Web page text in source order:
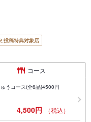
投稿特典対象店
コース
うコース(全6品)4500円
4,500円 （税込）